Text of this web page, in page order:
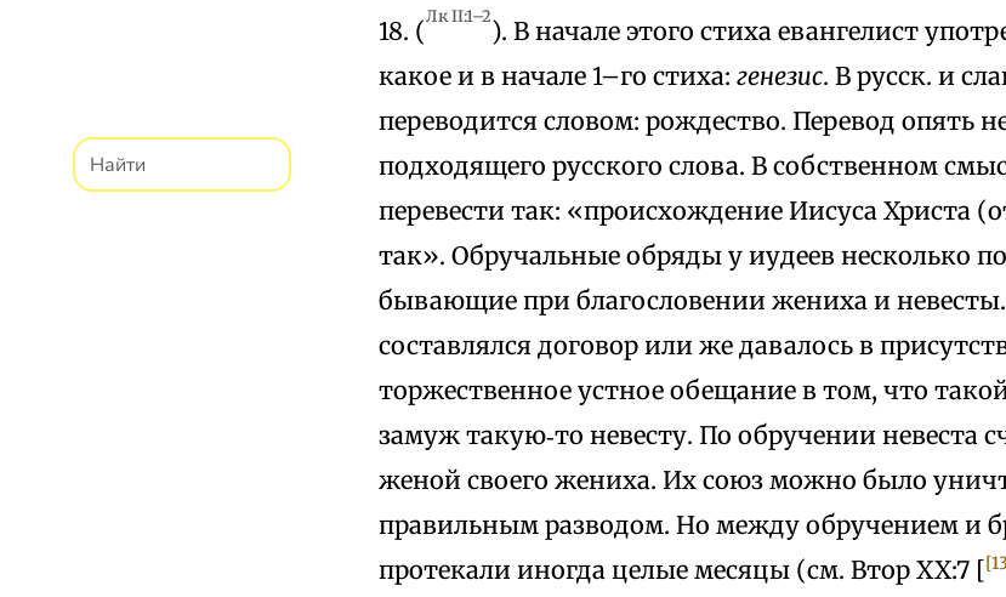
18. (Лк II:1–2). В начале этого стиха евангелист
какое и в начале 1–го стиха: генезис. В русск. и
переводится словом: рождество. Перевод опять
подходящего русского слова. В собственном
перевести так: «происхождение Иисуса Христа
так». Обручальные обряды у иудеев несколько
бывающие при благословении жениха и
составлялся договор или же давалось в
торжественное устное обещание в том, что
замуж такую‑то невесту. По обручении невеста
женой своего жениха. Их союз можно было
правильным разводом. Но между обручением и
протекали иногда целые месяцы (см. Втор XX:7 [